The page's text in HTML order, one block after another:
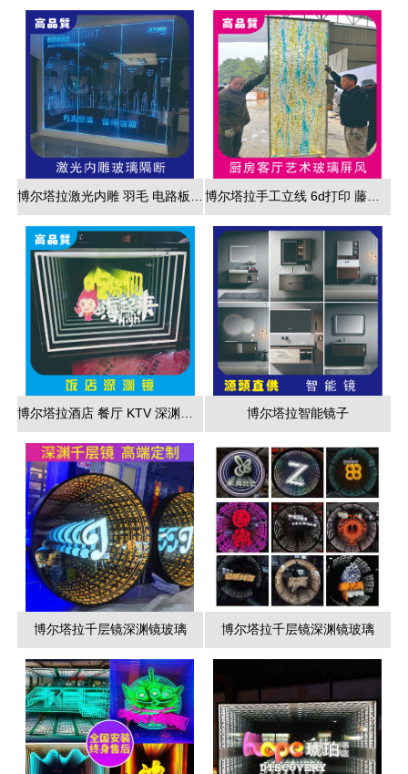
博尔塔拉激光内雕 羽毛 电路板 3d效果展现 博尔塔拉手工立线 6d打印 藤编夹胶 新款 厂家直销
博尔塔拉智能镜子
博尔塔拉千层镜深渊镜玻璃 博尔塔拉千层镜深渊镜玻璃